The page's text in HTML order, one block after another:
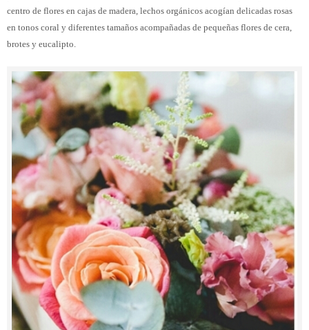
centro de flores en cajas de madera, lechos orgánicos acogían delicadas rosas
en tonos coral y diferentes tamaños acompañadas de pequeñas flores de cera,
brotes y eucalipto.